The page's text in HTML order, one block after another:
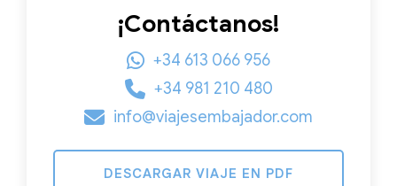
¡Contáctanos!
+34 613 066 956
+34 981 210 480
info@viajesembajador.com
DESCARGAR VIAJE EN PDF